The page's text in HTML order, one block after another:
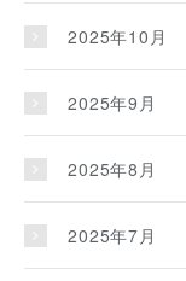
2025年10月
2025年9月
2025年8月
2025年7月